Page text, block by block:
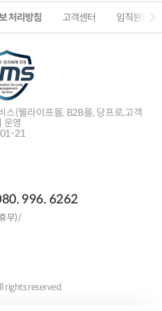
처리방침 고객센터 임직원인증
996. 6262
무) /
스(웰라이프몰, B2B몰, 당프로,고객
운영
21
rights reserved.